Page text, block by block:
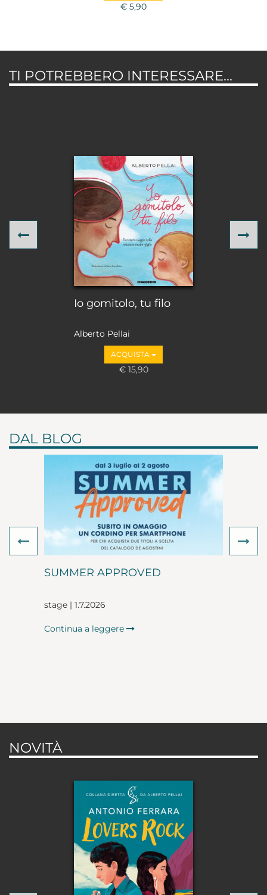
€ 5,90
TI POTREBBERO INTERESSARE...
Io gomitolo, tu filo
Alberto Pellai
ACQUISTA
€ 15,90
Previous
DAL BLOG
SUMMER APPROVED
stage | 1.7.2026
Continua a leggere
Previous
NOVITÀ